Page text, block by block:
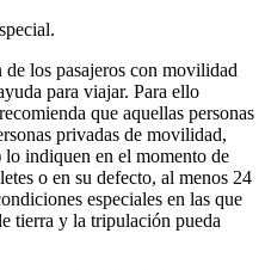
los pasajeros con movilidad
para viajar. Para ello
que aquellas personas
privadas de movilidad,
indiquen en el momento de
o en su defecto, al menos 24
especiales en las que
tierra y la tripulación pueda